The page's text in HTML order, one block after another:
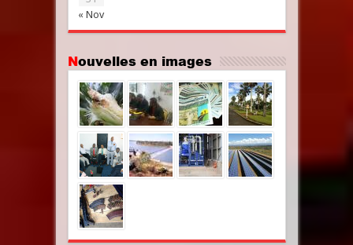
« Nov
Nouvelles en images